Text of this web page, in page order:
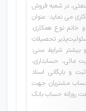
در شعبه فروش
می نماید: عنوان
خانم نوع همکاری:
تحصیلات
بالاتر تجربه کار: 1 سال و بیشتر شرایط سنی:
مالی، حسابداری،
و بایگانی اسناد
حساب مشتریان جهت
روزانه حساب بانک